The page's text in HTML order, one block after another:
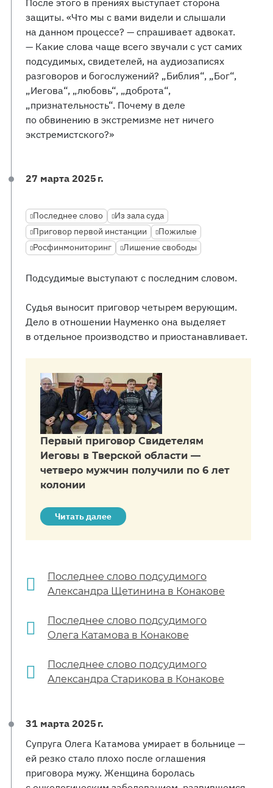
После этого в прениях выступает сторона
защиты. «Что мы с вами видели и слышали
на данном процессе? — спрашивает адвокат.
— Какие слова чаще всего звучали с уст самих
подсудимых, свидетелей, на аудиозаписях
разговоров и богослужений? „Библия“, „Бог“,
„Иегова“, „любовь“, „доброта“,
„признательность“. Почему в деле
по обвинению в экстремизме нет ничего
экстремистского?»
27 марта 2025 г.
Последнее слово
Из зала суда
Приговор первой инстанции
Пожилые
Росфинмониторинг
Лишение свободы
Подсудимые выступают с последним словом.
Судья выносит приговор четырем верующим.
Дело в отношении Науменко она выделяет
в отдельное производство и приостанавливает.
Первый приговор Свидетелям
Иеговы в Тверской области —
четверо мужчин получили по 6 лет
колонии
Читать далее
Последнее слово подсудимого
Александра Щетинина в Конакове
Последнее слово подсудимого
Олега Катамова в Конакове
Последнее слово подсудимого
Александра Старикова в Конакове
31 марта 2025 г.
Супруга Олега Катамова умирает в больнице —
ей резко стало плохо после оглашения
приговора мужу. Женщина боролась